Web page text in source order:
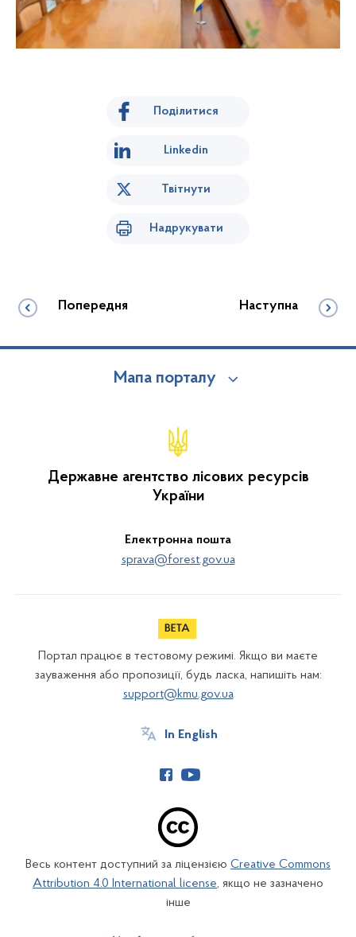
Поділитися
Linkedin
Твітнути
Надрукувати
Попередня Наступна
Мапа порталу
Державне агентство лісових ресурсів
України
Електронна пошта
sprava@forest.gov.ua
Портал працює в тестовому режимі. Якщо ви маєте
зауваження або пропозиції, будь ласка, напишіть нам:
support@kmu.gov.ua
In English
Весь контент доступний за ліцензією Creative Commons
Attribution 4.0 International license, якщо не зазначено
інше